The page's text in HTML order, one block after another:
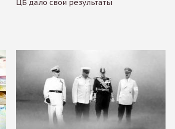
ЦБ дало свои результаты